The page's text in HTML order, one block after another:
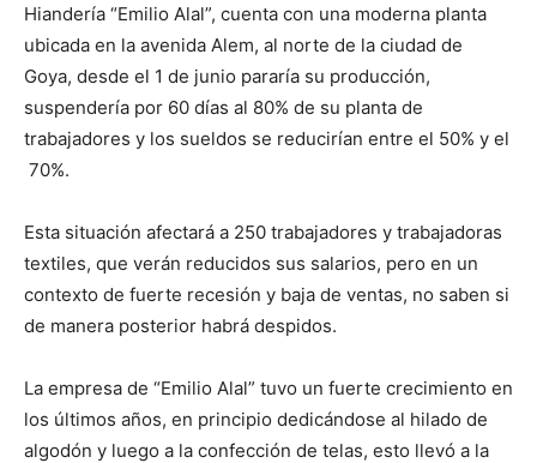
Hiandería “Emilio Alal”, cuenta con una moderna planta
ubicada en la avenida Alem, al norte de la ciudad de
Goya, desde el 1 de junio pararía su producción,
suspendería por 60 días al 80% de su planta de
trabajadores y los sueldos se reducirían entre el 50% y el
70%.
Esta situación afectará a 250 trabajadores y trabajadoras
textiles, que verán reducidos sus salarios, pero en un
contexto de fuerte recesión y baja de ventas, no saben si
de manera posterior habrá despidos.
La empresa de “Emilio Alal” tuvo un fuerte crecimiento en
los últimos años, en principio dedicándose al hilado de
algodón y luego a la confección de telas, esto llevó a la